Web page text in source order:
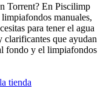
Torrent? En Piscilimp
manuales,
para tener el agua
clarificantes que ayudan
fondo y el limpiafondos
tienda